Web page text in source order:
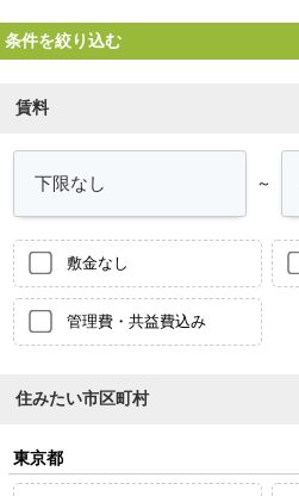
条件を絞り込む
賃料
～
敷金なし
管理費・共益費込み
住みたい市区町村
東京都